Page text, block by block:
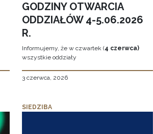
GODZINY OTWARCIA
ODDZIAŁÓW 4-5.06.2026
R.
Informujemy, że w czwartek (4 czerwca)
wszystkie oddziały
3 czerwca, 2026
SIEDZIBA